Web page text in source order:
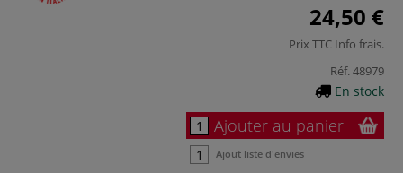
24,50 €
Prix TTC Info frais.
Réf.48979
En stock
Ajouter au panier
Ajout liste d'envies